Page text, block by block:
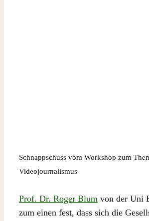
Schnappschuss vom Workshop zum
Videojournalismus
Prof. Dr. Roger Blum von der Uni
zum einen fest, dass sich die